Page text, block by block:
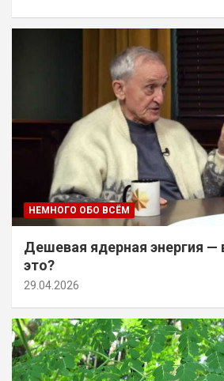
НЕМНОГО ОБО ВСЁМ
Дешевая ядерная энергия
это?
29.04.2026